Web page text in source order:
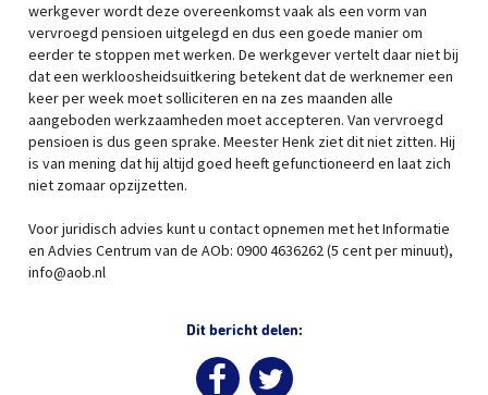
werkgever wordt deze overeenkomst vaak als een vorm van
vervroegd pensioen uitgelegd en dus een goede manier om
eerder te stoppen met werken. De werkgever vertelt daar niet bij
dat een werkloosheidsuitkering betekent dat de werknemer een
keer per week moet solliciteren en na zes maanden alle
aangeboden werkzaamheden moet accepteren. Van vervroegd
pensioen is dus geen sprake. Meester Henk ziet dit niet zitten. Hij
is van mening dat hij altijd goed heeft gefunctioneerd en laat zich
niet zomaar opzijzetten.
Voor juridisch advies kunt u contact opnemen met het Informatie
en Advies Centrum van de AOb: 0900 4636262 (5 cent per minuut),
info@aob.nl
Dit bericht delen: